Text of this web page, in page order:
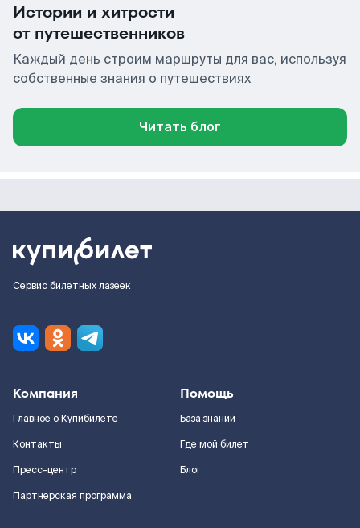
Истории и хитрости
от путешественников
Каждый день строим маршруты для вас, используя
собственные знания о путешествиях
Читать блог
Сервис билетных лазеек
Компания
Главное о Купибилете
Контакты
Пресс-центр
Партнерская программа
Помощь
База знаний
Где мой билет
Блог